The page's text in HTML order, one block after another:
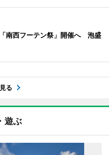
南西フーテン祭」開催へ 泡盛
る
遊ぶ